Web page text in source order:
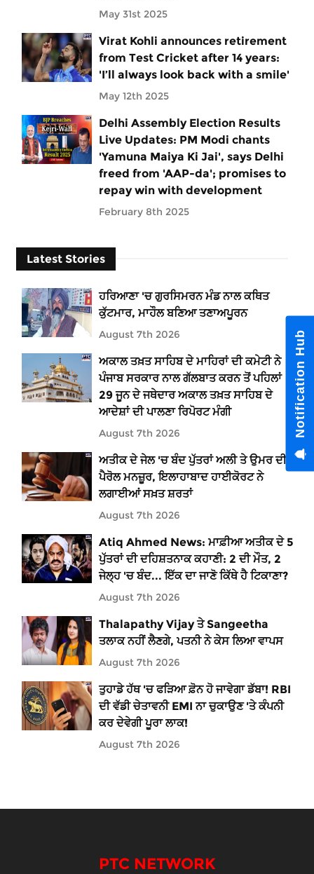
May 31st 2025
Virat Kohli announces retirement
from Test Cricket after 14 years:
'I’ll always look back with a smile'
May 12th 2025
Delhi Assembly Election Results
Live Updates: PM Modi chants
'Yamuna Maiya Ki Jai', says Delhi
freed from 'AAP-da'; promises to
repay win with development
February 8th 2025
Latest Stories
ਹਰਿਆਣਾ 'ਚ ਗੁਰਸਿਮਰਨ ਮੰਡ ਨਾਲ ਕਥਿਤ
ਕੁੱਟਮਾਰ, ਮਾਹੌਲ ਬਣਿਆ ਤਣਾਅਪੂਰਨ
August 7th 2026
ਅਕਾਲ ਤਖ਼ਤ ਸਾਹਿਬ ਦੇ ਮਾਹਿਰਾਂ ਦੀ ਕਮੇਟੀ ਨੇ
ਪੰਜਾਬ ਸਰਕਾਰ ਨਾਲ ਗੱਲਬਾਤ ਕਰਨ ਤੋਂ ਪਹਿਲਾਂ
29 ਜੂਨ ਦੇ ਜਥੇਦਾਰ ਅਕਾਲ ਤਖ਼ਤ ਸਾਹਿਬ ਦੇ
ਆਦੇਸ਼ਾਂ ਦੀ ਪਾਲਣਾ ਰਿਪੋਰਟ ਮੰਗੀ
August 7th 2026
ਅਤੀਕ ਦੇ ਜੇਲ 'ਚ ਬੰਦ ਪੁੱਤਰਾਂ ਅਲੀ ਤੇ ਉਮਰ ਦੀ
ਪੈਰੋਲ ਮਨਜ਼ੂਰ, ਇਲਾਹਾਬਾਦ ਹਾਈਕੋਰਟ ਨੇ
ਲਗਾਈਆਂ ਸਖ਼ਤ ਸ਼ਰਤਾਂ
August 7th 2026
Atiq Ahmed News: ਮਾਫ਼ੀਆ ਅਤੀਕ ਦੇ 5
ਪੁੱਤਰਾਂ ਦੀ ਦਹਿਸ਼ਤਨਾਕ ਕਹਾਣੀ: 2 ਦੀ ਮੌਤ, 2
ਜੇਲ੍ਹ 'ਚ ਬੰਦ... ਇੱਕ ਦਾ ਜਾਣੋ ਕਿੱਥੇ ਹੈ ਟਿਕਾਣਾ?
August 7th 2026
Thalapathy Vijay ਤੇ Sangeetha
ਤਲਾਕ ਨਹੀਂ ਲੈਣਗੇ, ਪਤਨੀ ਨੇ ਕੇਸ ਲਿਆ ਵਾਪਸ
August 7th 2026
ਤੁਹਾਡੇ ਹੱਥ 'ਚ ਫੜਿਆ ਫ਼ੋਨ ਹੋ ਜਾਵੇਗਾ ਡੱਬਾ! RBI
ਦੀ ਵੱਡੀ ਚੇਤਾਵਨੀ EMI ਨਾ ਚੁਕਾਉਣ 'ਤੇ ਕੰਪਨੀ
ਕਰ ਦੇਵੇਗੀ ਪੂਰਾ ਲਾਕ!
August 7th 2026
PTC NETWORK
Notification Hub